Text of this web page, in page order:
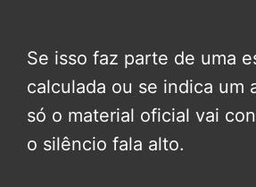
Se isso faz parte de uma
calculada ou se indica um
só o material oficial vai
o silêncio fala alto.